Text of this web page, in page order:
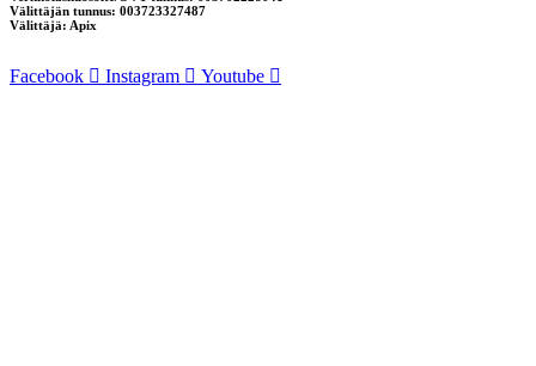
Välittäjän tunnus: 003723327487
Välittäjä: Apix
Facebook Instagram Youtube